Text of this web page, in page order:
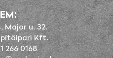
Major u. 32.
Kft.
266 0168